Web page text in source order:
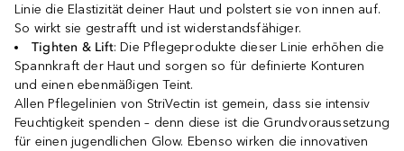
Linie die Elastizität deiner Haut und polstert sie von innen auf.
So wirkt sie gestrafft und ist widerstandsfähiger.
Tighten & Lift: Die Pflegeprodukte dieser Linie erhöhen die
Spannkraft der Haut und sorgen so für definierte Konturen
und einen ebenmäßigen Teint.
Allen Pflegelinien von StriVectin ist gemein, dass sie intensiv
Feuchtigkeit spenden – denn diese ist die Grundvoraussetzung
für einen jugendlichen Glow. Ebenso wirken die innovativen